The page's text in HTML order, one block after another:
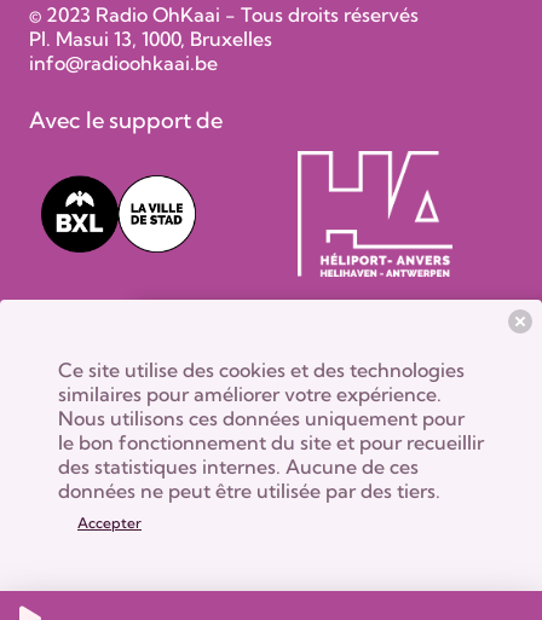
Ce site utilise des cookies et des technologies
similaires pour améliorer votre expérience.
Nous utilisons ces données uniquement pour
le bon fonctionnement du site et pour recueillir
des statistiques internes. Aucune de ces
données ne peut être utilisée par des tiers.
Accepter
© 2023 Radio OhKaai - Tous droits réservés
Pl. Masui 13, 1000, Bruxelles
info@radioohkaai.be
Avec le support de